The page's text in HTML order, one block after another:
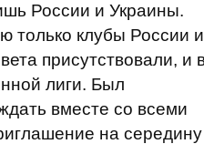
России и Украины.
только клубы России и
присутствовали, и
лиги. Был
вместе со всеми
на середину